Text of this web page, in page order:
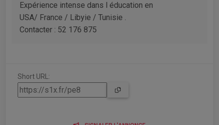
Expérience intense dans l éducation en
USA/ France / Libyie / Tunisie .
Contacter : 52 176 875
Short URL: